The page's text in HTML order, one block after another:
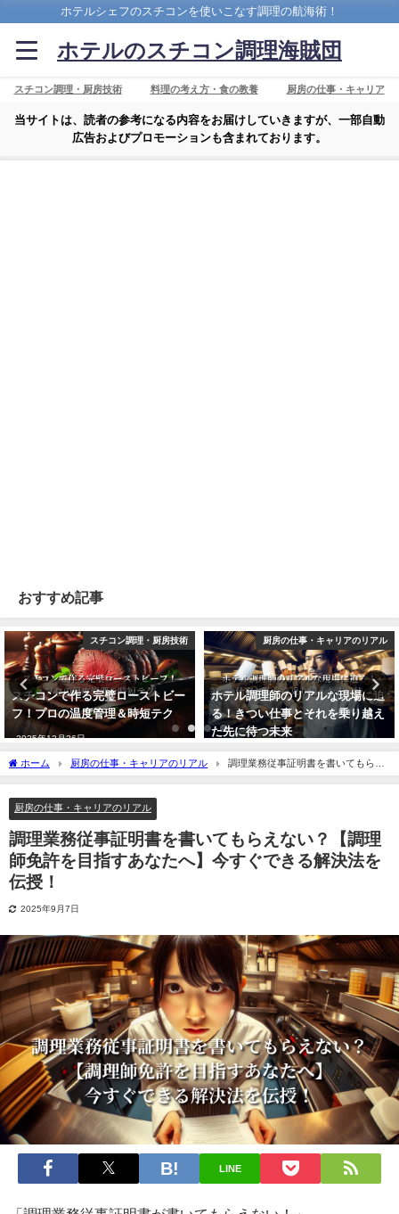
ホテルシェフのスチコンを使いこなす調理の航海術！
ホテルのスチコン調理海賊団
スチコン調理・厨房技術 料理の考え方・食の教養 厨房の仕事・キャリア
当サイトは、読者の参考になる内容をお届けしていきますが、一部自動
広告およびプロモーションも含まれております。
おすすめ記事
厨房の仕事・キャリアのリアル
ホテル調理師のリアルな現場に迫
る！きつい仕事とそれを乗り越え
た先に待つ未来
料理の考え方・食の教養
【シェフ直伝】ポワレとヴァプー
ルの違い：プロの厨房で必ず使い
分ける理由
ホーム 厨房の仕事・キャリアのリアル
調理業務従事証明書を書いてもらえ
ない？【調理師免許を目指すあなたへ】今すぐできる解決法を伝授！
厨房の仕事・キャリアのリアル
調理業務従事証明書を書いてもらえない？【調理
師免許を目指すあなたへ】今すぐできる解決法を
伝授！
2025年9月7日
LINE